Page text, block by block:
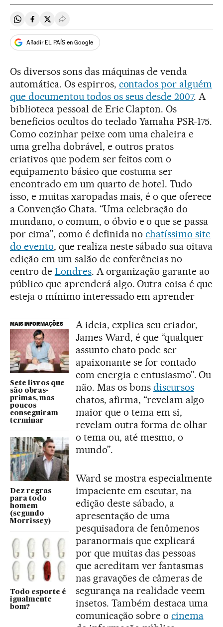
Compartir en Whatsapp
Compartir en Facebook
Compartir en Twitter
Desplegar Redes Sociales
Añadir EL PAÍS en Google
Os diversos sons das máquinas de venda
automática. Os espirros, contados por alguém
que documentou todos os seus desde 2007. A
biblioteca pessoal de Eric Clapton. Os
benefícios ocultos do teclado Yamaha PSR-175.
Como cozinhar peixe com uma chaleira e
uma grelha dobrável, e outros pratos
criativos que podem ser feitos com o
equipamento básico que costuma ser
encontrado em um quarto de hotel. Tudo
isso, e muitas xaropadas mais, é o que oferece
a Convenção Chata. “Uma celebração do
mundano, o comum, o óbvio e o que se passa
por cima”, como é definida nochatíssimo site
do evento, que realiza neste sábado sua oitava
edição em um salão de conferências no
centro de Londres. A organização garante ao
público que aprenderá algo. Outra coisa é que
esteja o mínimo interessado em aprender
MAIS INFORMAÇÕES
Sete livros que
são obras-
primas, mas
poucos
conseguiram
terminar
Dez regras
para todo
homem
(segundo
Morrissey)
Todo esporte é
igualmente
bom?
A ideia, explica seu criador,
James Ward, é que “qualquer
assunto chato pode ser
apaixonante se for contado
com energia e entusiasmo”. Ou
não. Mas os bons discursos
chatos, afirma, “revelam algo
maior que o tema em si,
revelam outra forma de olhar
o tema ou, até mesmo, o
mundo”.
Ward se mostra especialmente
impaciente em escutar, na
edição deste sábado, a
apresentação de uma
pesquisadora de fenômenos
paranormais que explicará
por que muitas das pessoas
que acreditam ver fantasmas
nas gravações de câmeras de
segurança na realidade veem
insetos. Também destaca uma
comunicação sobre o cinema